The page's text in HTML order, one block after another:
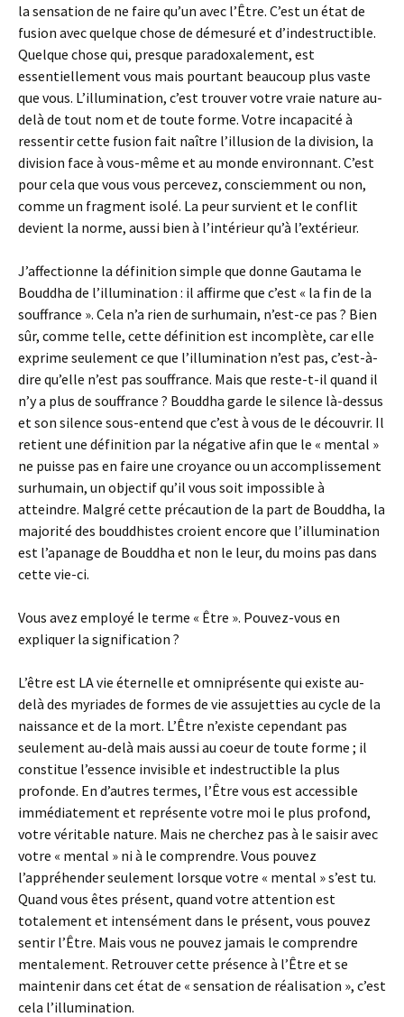
la sensation de ne faire qu’un avec l’Être. C’est un état de
fusion avec quelque chose de démesuré et d’indestructible.
Quelque chose qui, presque paradoxalement, est
essentiellement vous mais pourtant beaucoup plus vaste
que vous. L’illumination, c’est trouver votre vraie nature au-
delà de tout nom et de toute forme. Votre incapacité à
ressentir cette fusion fait naître l’illusion de la division, la
division face à vous-même et au monde environnant. C’est
pour cela que vous vous percevez, consciemment ou non,
comme un fragment isolé. La peur survient et le conflit
devient la norme, aussi bien à l’intérieur qu’à l’extérieur.
J’affectionne la définition simple que donne Gautama le
Bouddha de l’illumination : il affirme que c’est « la fin de la
souffrance ». Cela n’a rien de surhumain, n’est-ce pas ? Bien
sûr, comme telle, cette définition est incomplète, car elle
exprime seulement ce que l’illumination n’est pas, c’est-à-
dire qu’elle n’est pas souffrance. Mais que reste-t-il quand il
n’y a plus de souffrance ? Bouddha garde le silence là-dessus
et son silence sous-entend que c’est à vous de le découvrir. Il
retient une définition par la négative afin que le « mental »
ne puisse pas en faire une croyance ou un accomplissement
surhumain, un objectif qu’il vous soit impossible à
atteindre. Malgré cette précaution de la part de Bouddha, la
majorité des bouddhistes croient encore que l’illumination
est l’apanage de Bouddha et non le leur, du moins pas dans
cette vie-ci.
Vous avez employé le terme « Être ». Pouvez-vous en
expliquer la signification ?
L’être est LA vie éternelle et omniprésente qui existe au-
delà des myriades de formes de vie assujetties au cycle de la
naissance et de la mort. L’Être n’existe cependant pas
seulement au-delà mais aussi au coeur de toute forme ; il
constitue l’essence invisible et indestructible la plus
profonde. En d’autres termes, l’Être vous est accessible
immédiatement et représente votre moi le plus profond,
votre véritable nature. Mais ne cherchez pas à le saisir avec
votre « mental » ni à le comprendre. Vous pouvez
l’appréhender seulement lorsque votre « mental » s’est tu.
Quand vous êtes présent, quand votre attention est
totalement et intensément dans le présent, vous pouvez
sentir l’Être. Mais vous ne pouvez jamais le comprendre
mentalement. Retrouver cette présence à l’Être et se
maintenir dans cet état de « sensation de réalisation », c’est
cela l’illumination.